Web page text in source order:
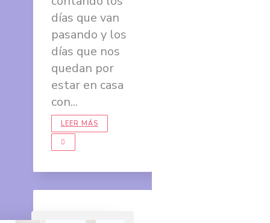
días que van
pasando y los
días que nos
quedan por
estar en casa
con...
LEER MÁS